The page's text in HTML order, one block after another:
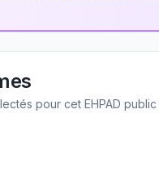
pour cet EHPAD public